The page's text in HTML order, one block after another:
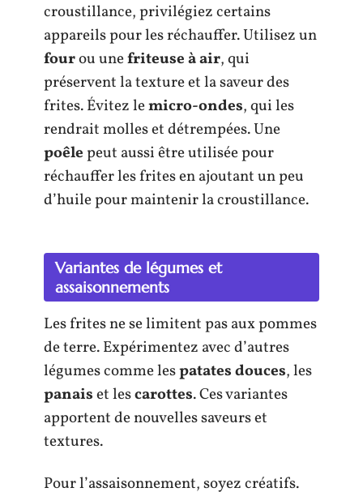
croustillance, privilégiez certains
appareils pour les réchauffer. Utilisez un
fourou unefriteuse à air, qui
préservent la texture et la saveur des
frites. Évitez lemicro-ondes, qui les
rendrait molles et détrempées. Une
poêlepeut aussi être utilisée pour
réchauffer les frites en ajoutant un peu
d’huile pour maintenir la croustillance.
Variantes de légumes et
assaisonnements
Les frites ne se limitent pas aux pommes
de terre. Expérimentez avec d’autres
légumes comme lespatates douces, les
panaiset lescarottes. Ces variantes
apportent de nouvelles saveurs et
textures.
Pour l’assaisonnement, soyez créatifs.